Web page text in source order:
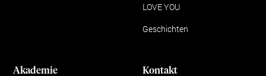
LOVE YOU
Geschichten
Akademie Kontakt